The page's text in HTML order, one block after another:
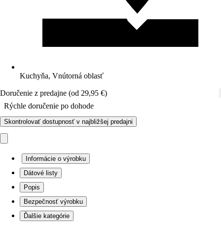
Kuchyňa, Vnútorná oblasť
Doručenie z predajne (od 29,95 €)
Rýchle doručenie po dohode
Skontrolovať dostupnosť v najbližšej predajni
Informácie o výrobku
Dátové listy
Popis
Bezpečnosť výrobku
Ďalšie kategórie